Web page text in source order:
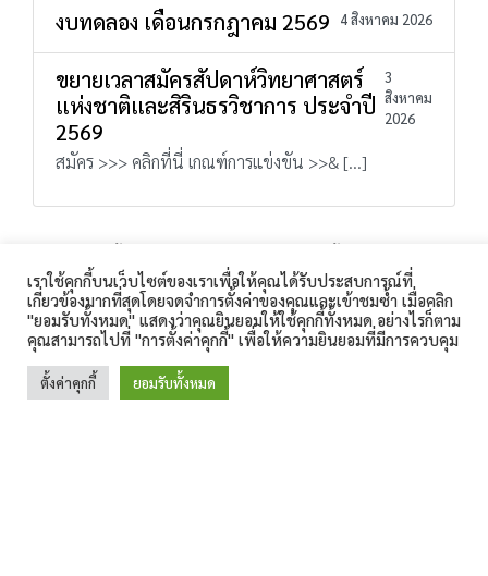
งบทดลอง เดือนกรกฎาคม 2569 4 สิงหาคม 2026
ขยายเวลาสมัครสัปดาห์วิทยาศาสตร์
แห่งชาติและสิรินธรวิชาการ ประจำปี
2569
3
สิงหาคม
2026
สมัคร >>> คลิกที่นี่ เกณฑ์การแข่งขัน >>& […]
ค่ายภาษาอังกฤษและทัศนศึกษาแหล่งเรียนรู้ในประเทศสิงคโปร์
และมาเลเซีย ด้วยวิธีประกวดราคาอิเล็กทรอนิกส์(e-bidding)
ประกาศโรงเรียนสิรินธร เรื่อง ประกาศผลผู้ผ่านการสอบคัดเลือก
โรงเรียนสิรินธร 360 ถนนเทศบาล 1 ตำบลในเมือง อำเภอเมือง
สุรินทร์ จังหวัดสุรินทร์ 32000 โทรศัพท์ : 044-511-189
โทรสาร : 044-513-187 E-Mail :
sirindhorn.surin@gmail.com
เราใช้คุกกี้บนเว็บไซต์ของเราเพื่อให้คุณได้รับประสบการณ์ที่
เกี่ยวข้องมากที่สุดโดยจดจำการตั้งค่าของคุณและเข้าชมซ้ำ เมื่อคลิก
"ยอมรับทั้งหมด" แสดงว่าคุณยินยอมให้ใช้คุกกี้ทั้งหมด อย่างไรก็ตาม
คุณสามารถไปที่ "การตั้งค่าคุกกี้" เพื่อให้ความยินยอมที่มีการควบคุม
ตั้งค่าคุกกี้ ยอมรับทั้งหมด